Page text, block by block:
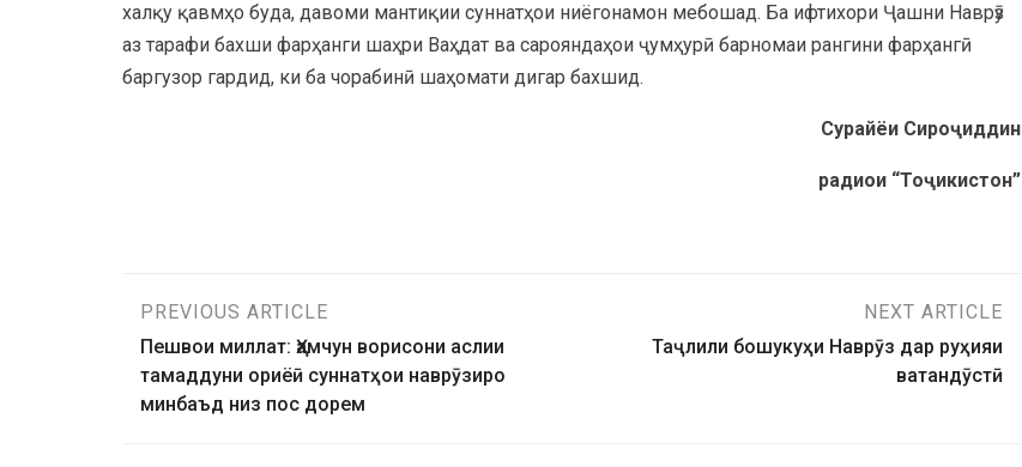
халқу қавмҳо буда, давоми мантиқии суннатҳои ниёгонамон мебошад. Ба ифтихори Ҷашни Наврӯз
аз тарафи бахши фарҳанги шаҳри Ваҳдат ва сарояндаҳои ҷумҳурӣ барномаи рангини фарҳангӣ
баргузор гардид, ки ба чорабинӣ шаҳомати дигар бахшид.
Сурайёи Сироҷиддин
радиои “Тоҷикистон”
PREVIOUS ARTICLE
Пешвои миллат: Ҳамчун ворисони аслии
тамаддуни ориёӣ суннатҳои наврӯзиро
минбаъд низ пос дорем
NEXT ARTICLE
Таҷлили бошукуҳи Наврӯз дар руҳияи
ватандӯстӣ